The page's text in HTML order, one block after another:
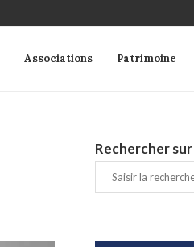
Associations Patrimoine
Rechercher